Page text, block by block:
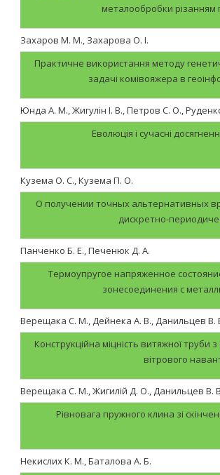
металообробки різанням
Захаров М. М., Захарова О. І.
Практичне використання методу
задачі комівояжера в
Юнда А. М., Жигулін І. В., Петров С. О.,
Еволюція і сучасні
Кузема О. С., Кузема П. О.
О получении точных альтернативных
дискретно-
Панченко Б. Е., Печенюк Д. А.
Термоупругое напряженное
зонесоединения с
Верещака С. М., Дейнека А. В., Данильцев В.
Конструкційна міцність витяжної труби
вітрового
Верещака С. М., Жигилій Д. О., Данильцев В.
Рівновага пружного клина зі
Некислих К. М., Баталова А. Б.